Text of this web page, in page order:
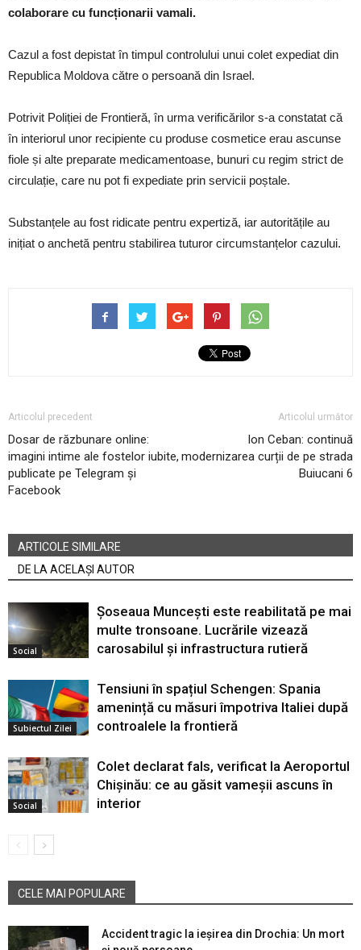
colaborare cu funcționarii vamali.
Cazul a fost depistat în timpul controlului unui colet expediat din
Republica Moldova către o persoană din Israel.
Potrivit Poliției de Frontieră, în urma verificărilor s-a constatat că
în interiorul unor recipiente cu produse cosmetice erau ascunse
fiole și alte preparate medicamentoase, bunuri cu regim strict de
circulație, care nu pot fi expediate prin servicii poștale.
Substanțele au fost ridicate pentru expertiză, iar autoritățile au
inițiat o anchetă pentru stabilirea tuturor circumstanțelor cazului.
Articolul precedent
Dosar de răzbunare online:
imagini intime ale fostelor iubite,
publicate pe Telegram și
Facebook
Articolul următor
Ion Ceban: continuă
modernizarea curții de pe strada
Buiucani 6
ARTICOLE SIMILARE
DE LA ACELAȘI AUTOR
Social
Șoseaua Muncești este reabilitată pe mai
multe tronsoane. Lucrările vizează
carosabilul și infrastructura rutieră
Subiectul Zilei
Tensiuni în spațiul Schengen: Spania
amenință cu măsuri împotriva Italiei după
controalele la frontieră
Social
Colet declarat fals, verificat la Aeroportul
Chișinău: ce au găsit vameșii ascuns în
interior
CELE MAI POPULARE
Accident tragic la ieșirea din Drochia: Un mort